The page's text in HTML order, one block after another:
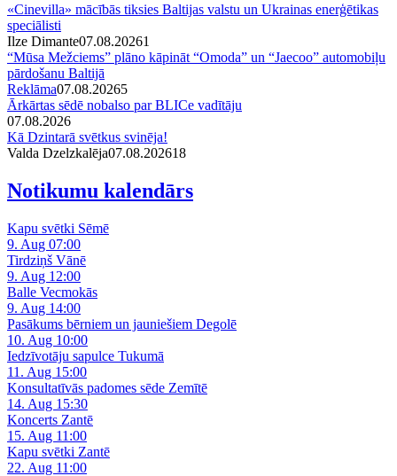
«Cinevilla» mācībās tiksies Baltijas valstu un Ukrainas enerģētikas
speciālisti
Ilze Dimante07.08.20261
“Mūsa Mežciems” plāno kāpināt “Omoda” un “Jaecoo” automobiļu
pārdošanu Baltijā
Reklāma07.08.20265
Ārkārtas sēdē nobalso par BLICe vadītāju
07.08.2026
Kā Dzintarā svētkus svinēja!
Valda Dzelzkalēja07.08.202618
Notikumu kalendārs
Kapu svētki Sēmē
9. Aug 07:00
Tirdziņš Vānē
9. Aug 12:00
Balle Vecmokās
9. Aug 14:00
Pasākums bērniem un jauniešiem Degolē
10. Aug 10:00
Iedzīvotāju sapulce Tukumā
11. Aug 15:00
Konsultatīvās padomes sēde Zemītē
14. Aug 15:30
Koncerts Zantē
15. Aug 11:00
Kapu svētki Zantē
22. Aug 11:00